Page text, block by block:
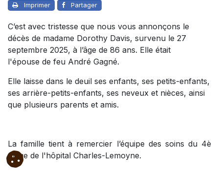
Imprimer Partager
C’est avec tristesse que nous vous annonçons le
décès de madame Dorothy Davis, survenu le 27
septembre 2025, à l’âge de 86 ans. Elle était
l'épouse de feu André Gagné.
Elle laisse dans le deuil ses enfants, ses petits-enfants,
ses arrière-petits-enfants, ses neveux et nièces, ainsi
que plusieurs parents et amis.
La famille tient à remercier l’équipe des soins du 4è
étage de l'hôpital Charles-Lemoyne.